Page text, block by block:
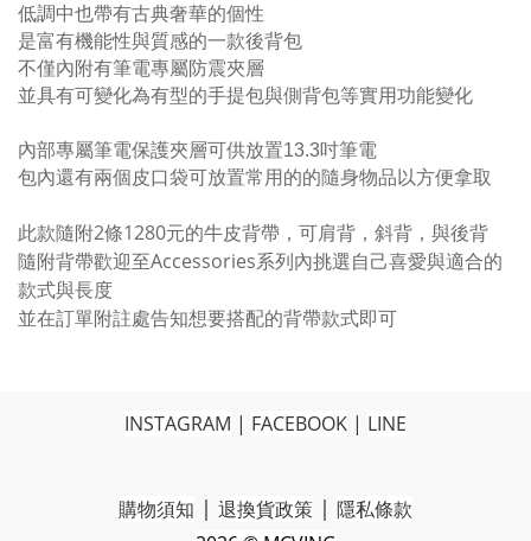
低調中也帶有古典奢華的個性
是富有機能性與質感的一款後背包
不僅內附有筆電專屬防震夾層
並具有可變化為有型的手提包與側背包等實用功能變化
內部專屬筆電保護夾層可供放置13.3吋筆電
包內還有兩個皮口袋可放置常用的的隨身物品以方便拿取
此款隨附2條1280元的牛皮背帶，可肩背，斜背，與後背
隨附背帶歡迎至Accessories系列內挑選自己喜愛與適合的
款式與長度
並在訂單附註處告知想要搭配的背帶款式即可
INSTAGRAM | FACEBOOK | LINE
購物須知 | 退換貨政策 | 隱私條款